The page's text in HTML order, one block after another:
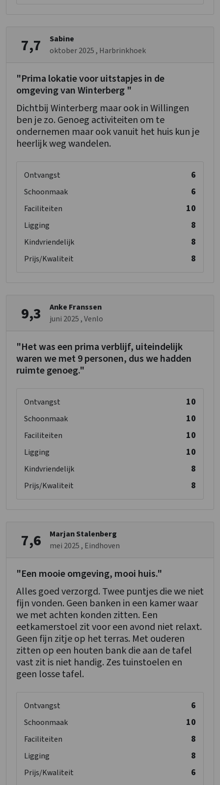
7,7
Sabine
oktober 2025, Harbrinkhoek
"Prima lokatie voor uitstapjes in de
omgeving van Winterberg "
Dichtbij Winterberg maar ook in Willingen
ben je zo. Genoeg activiteiten om te
ondernemen maar ook vanuit het huis kun je
heerlijk weg wandelen.
Ontvangst 6
Schoonmaak 6
Faciliteiten 10
Ligging 8
Kindvriendelijk 8
Prijs/Kwaliteit 8
9,3
Anke Franssen
juni 2025, Venlo
"Het was een prima verblijf, uiteindelijk
waren we met 9 personen, dus we hadden
ruimte genoeg."
Ontvangst 10
Schoonmaak 10
Faciliteiten 10
Ligging 10
Kindvriendelijk 8
Prijs/Kwaliteit 8
7,6
Marjan Stalenberg
mei 2025, Eindhoven
"Een mooie omgeving, mooi huis."
Alles goed verzorgd. Twee puntjes die we niet
fijn vonden. Geen banken in een kamer waar
we met achten konden zitten. Een
eetkamerstoel zit voor een avond niet relaxt.
Geen fijn zitje op het terras. Met ouderen
zitten op een houten bank die aan de tafel
vast zit is niet handig. Zes tuinstoelen en
geen losse tafel.
Ontvangst 6
Schoonmaak 10
Faciliteiten 8
Ligging 8
Prijs/Kwaliteit 6